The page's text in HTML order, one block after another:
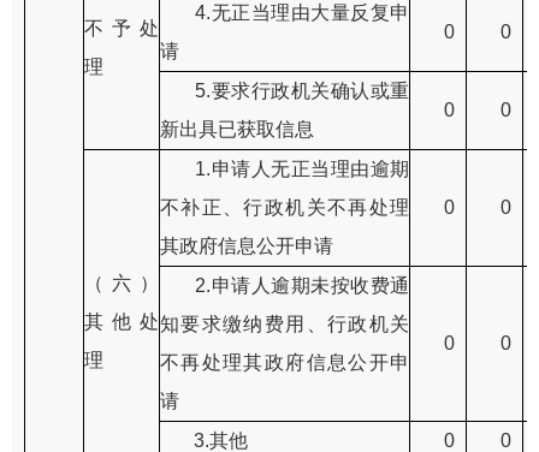
不予处
理
4.无正当理由大量反复申
请
0 0
5.要求行政机关确认或重
新出具已获取信息
0 0
（六）
其他处
理
1.申请人无正当理由逾期
不补正、行政机关不再处理
其政府信息公开申请
0 0
2.申请人逾期未按收费通
知要求缴纳费用、行政机关
不再处理其政府信息公开申
请
0 0
3.其他 0
0